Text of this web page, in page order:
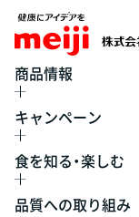
商品情報
キャンペーン
食を知る・楽しむ
品質への取り組み